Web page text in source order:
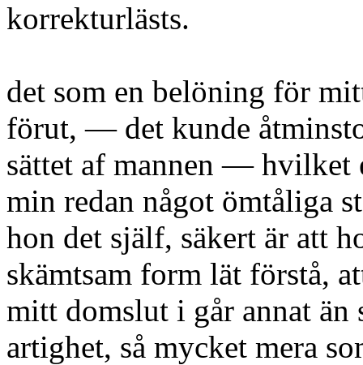
korrekturlästs.
det som en belöning för
förut, — det kunde
sättet af mannen — hvilket
min redan något ömtåliga
hon det själf, säkert är att
skämtsam form lät förstå,
mitt domslut i går annat än
artighet, så mycket mera